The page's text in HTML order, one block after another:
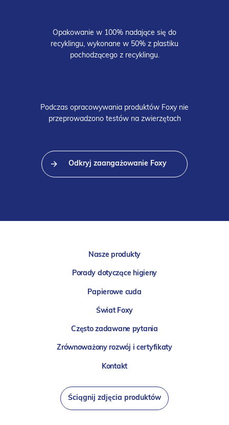
Opakowanie w 100% nadające się do
recyklingu, wykonane w 50% z plastiku
pochodzącego z recyklingu.
Podczas opracowywania produktów Foxy nie
przeprowadzono testów na zwierzętach
Odkryj zaangażowanie Foxy
Nasze produkty
Porady dotyczące higieny
Papierowe cuda
Świat Foxy
Często zadawane pytania
Zrównoważony rozwój i certyfikaty
Kontakt
Ściągnij zdjęcia produktów